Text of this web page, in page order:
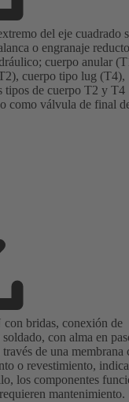
del eje cuadrado
o engranaje
cuerpo anular
cuerpo tipo lug (T4),
tipos de cuerpo T2 y T4
como válvula de final
ASME, JIS.
bridas, conexión de
con alma en
de una membrana
o revestimiento,
los componentes
mantenimiento.